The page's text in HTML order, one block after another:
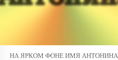
НА ЯРКОМ ФОНЕ ИМЯ АНТОНИНА